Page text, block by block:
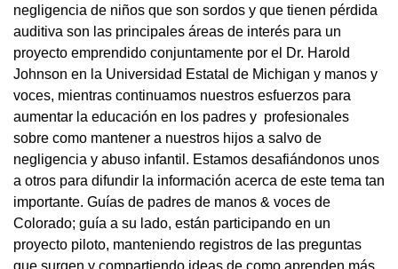
negligencia de niños que son sordos y que tienen pérdida
auditiva son las principales áreas de interés para un
proyecto emprendido conjuntamente por el Dr. Harold
Johnson en la Universidad Estatal de Michigan y manos y
voces, mientras continuamos nuestros esfuerzos para
aumentar la educación en los padres y profesionales
sobre como mantener a nuestros hijos a salvo de
negligencia y abuso infantil. Estamos desafiándonos unos
a otros para difundir la información acerca de este tema tan
importante. Guías de padres de manos & voces de
Colorado; guía a su lado, están participando en un
proyecto piloto, manteniendo registros de las preguntas
que surgen y compartiendo ideas de como aprenden más